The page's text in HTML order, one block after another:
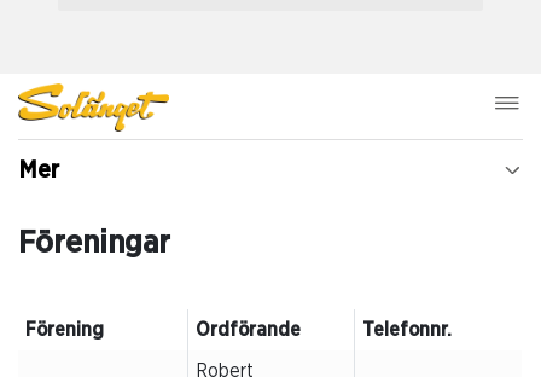
Mer
Föreningar
Förening Ordförande Telefonnr.
Robert